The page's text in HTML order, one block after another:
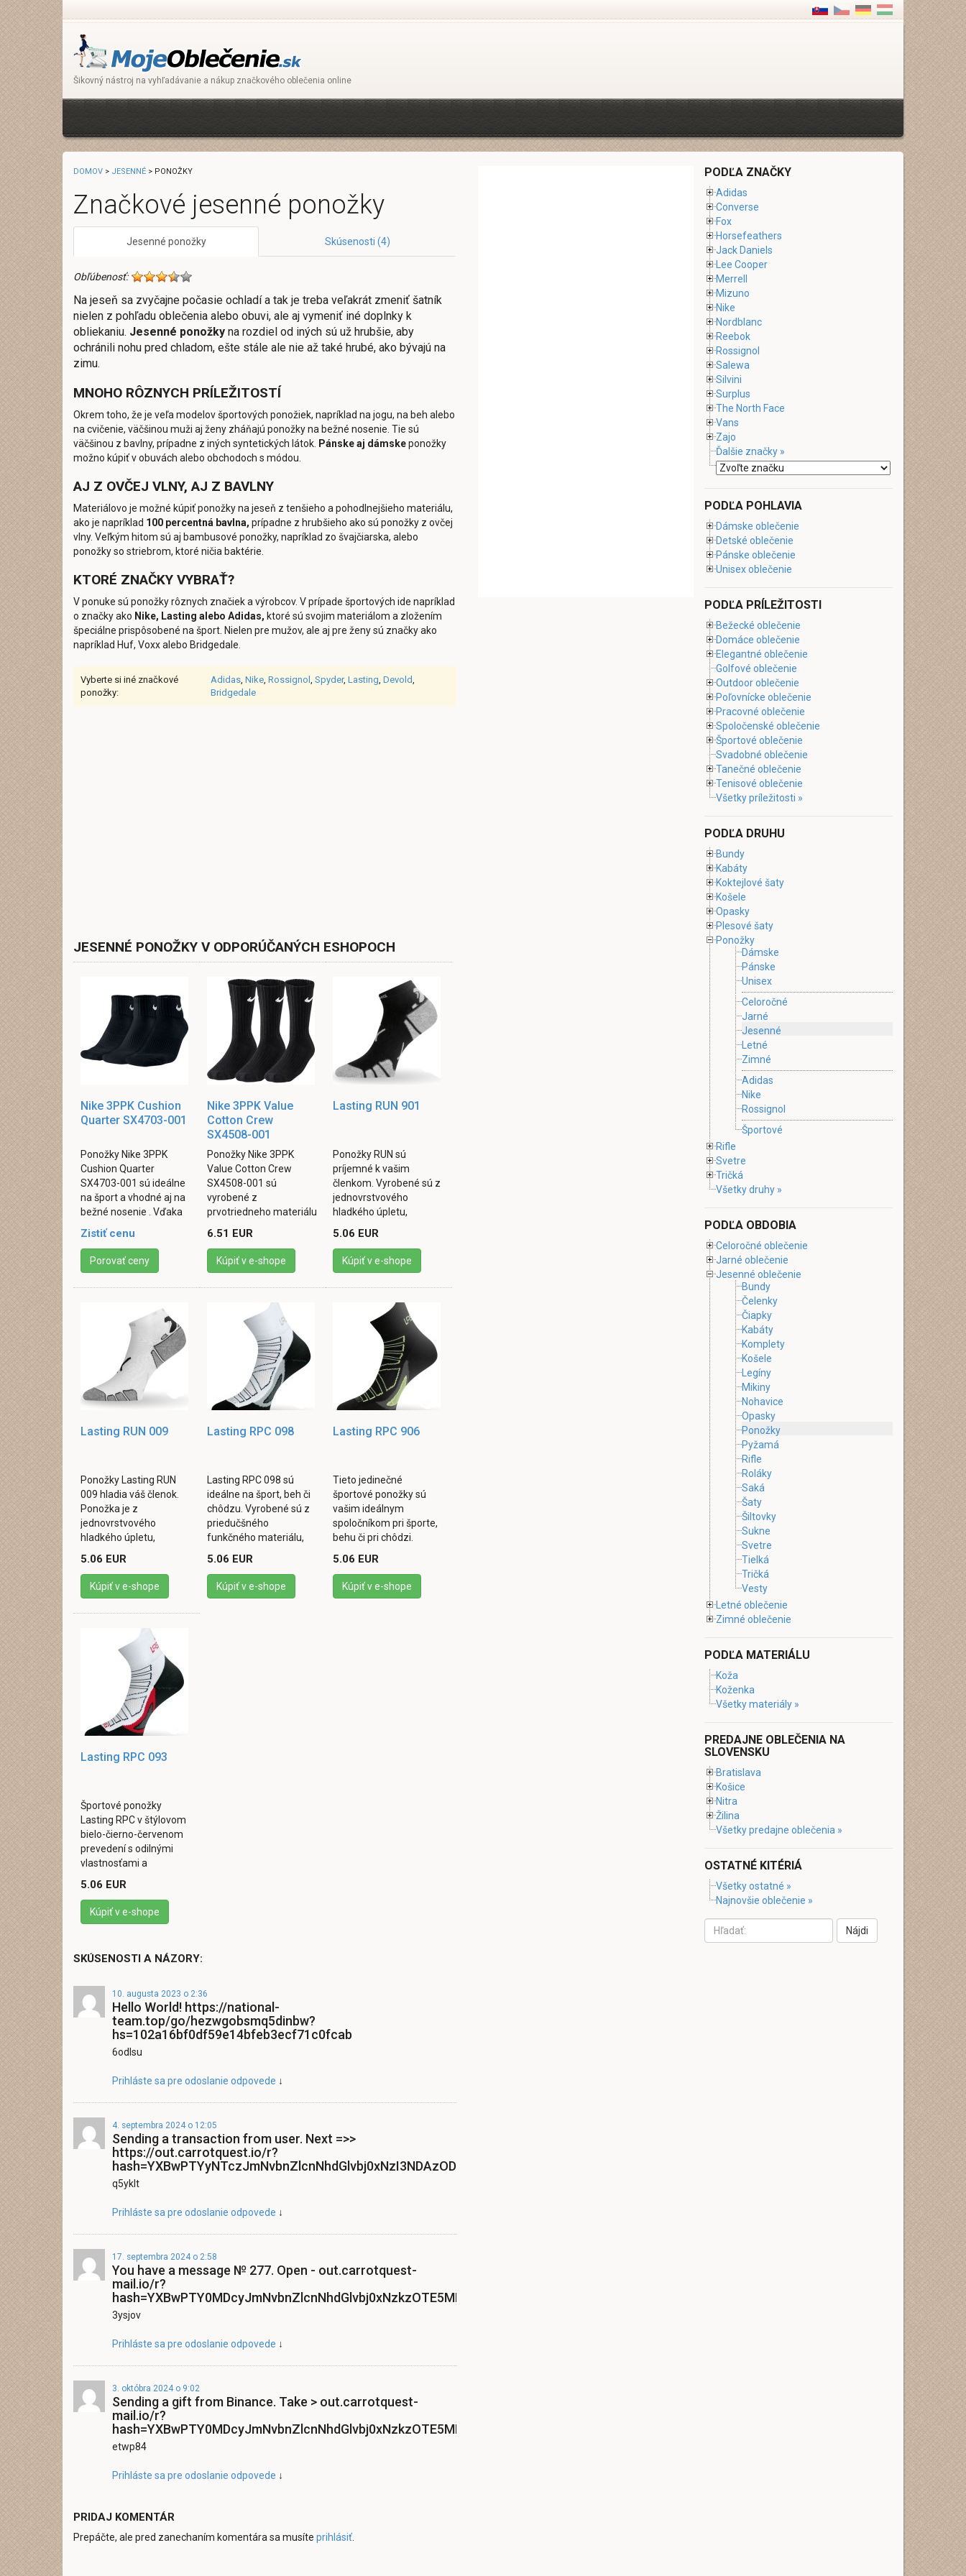
Šikovný nástroj na vyhľadávanie a nákup značkového oblečenia online
DOMOV > JESENNÉ > PONOŽKY
Značkové jesenné ponožky
Jesenné ponožky Skúsenosti (4)
Obľúbenosť:
Na jeseň sa zvyčajne počasie ochladí a tak je treba veľakrát zmeniť šatník
nielen z pohľadu oblečenia alebo obuvi, ale aj vymeniť iné doplnky k
obliekaniu. Jesenné ponožky na rozdiel od iných sú už hrubšie, aby
ochránili nohu pred chladom, ešte stále ale nie až také hrubé, ako bývajú na
zimu.
MNOHO RÔZNYCH PRÍLEŽITOSTÍ
Okrem toho, že je veľa modelov športových ponožiek, napríklad na jogu, na beh alebo
na cvičenie, väčšinou muži aj ženy zháňajú ponožky na bežné nosenie. Tie sú
väčšinou z bavlny, prípadne z iných syntetických látok. Pánske aj dámskeponožky
možno kúpiť v obuvách alebo obchodoch s módou.
AJ Z OVČEJ VLNY, AJ Z BAVLNY
Materiálovo je možné kúpiť ponožky na jeseň z tenšieho a pohodlnejšieho materiálu,
ako je napríklad 100 percentná bavlna, prípadne z hrubšieho ako sú ponožky z ovčej
vlny. Veľkým hitom sú aj bambusové ponožky, napríklad zo švajčiarska, alebo
ponožky so striebrom, ktoré ničia baktérie.
KTORÉ ZNAČKY VYBRAŤ?
V ponuke sú ponožky rôznych značiek a výrobcov. V prípade športových ide napríklad
o značky ako Nike, Lasting alebo Adidas, ktoré sú svojim materiálom a zložením
špeciálne prispôsobené na šport. Nielen pre mužov, ale aj pre ženy sú značky ako
napríklad Huf, Voxx alebo Bridgedale.
Vyberte si iné značkové
ponožky:
Adidas, Nike, Rossignol , Spyder, Lasting, Devold,
Bridgedale
JESENNÉ PONOŽKY V ODPORÚČANÝCH ESHOPOCH
Nike 3PPK Cushion
Quarter SX4703-001
Ponožky Nike 3PPK
Cushion Quarter
SX4703-001 sú ideálne
na šport a vhodné aj na
bežné nosenie . Vďaka
svojej kvalite a odolnosti
sú vhodné aj na
častejšie používanie. ...
Zistiť cenu
Porovať ceny
Nike 3PPK Value
Cotton Crew
SX4508-001
Ponožky Nike 3PPK
Value Cotton Crew
SX4508-001 sú
vyrobené z
prvotriedneho materiálu
ponúkajú trvalé pohodlie
do telocvične aj pri
každodennej chôdzi v ...
6.51 EUR
Kúpiť v e-shope
Lasting RUN 901
Ponožky RUN sú
príjemné k vašim
členkom. Vyrobené sú z
jednovrstvového
hladkého úpletu,
polypropylénové priadze
s obsahom iónov
striebra, ktoré ...
5.06 EUR
Kúpiť v e-shope
Lasting RUN 009
Ponožky Lasting RUN
009 hladia váš členok.
Ponožka je z
jednovrstvového
hladkého úpletu,
polypropylénové priadze
s obsahom iónov
striebra, ktoré ...
5.06 EUR
Kúpiť v e-shope
Lasting RPC 098
Lasting RPC 098 sú
ideálne na šport, beh či
chôdzu. Vyrobené sú z
priedučšného
funkčného materiálu,
suchu a pohodlí. A práve
to je v ...
5.06 EUR
Kúpiť v e-shope
Lasting RPC 906
Tieto jedinečné
športové ponožky sú
vašim ideálnym
spoločníkom pri športe,
behu či pri chôdzi.
a práve to je v priebehu
dlhého tréningu či ...
5.06 EUR
Kúpiť v e-shope
Lasting RPC 093
Športové ponožky
Lasting RPC v štýlovom
bielo-čierno-červenom
prevedení s odilnými
vlastnosťami a
tieto vlastnosti sú v
priebehu dlhého
tréningu ...
5.06 EUR
Kúpiť v e-shope
SKÚSENOSTI A NÁZORY:
10. augusta 2023 o 2:36
Hello World! https://national-
team.top/go/hezwgobsmq5dinbw?
hs=102a16bf0df59e14bfeb3ecf71c0fcab
6odlsu
Prihláste sa pre odoslanie odpovede ↓
4. septembra 2024 o 12:05
Sending a transaction from user. Next =>>
https://out.carrotquest.io/r?
q5yklt
Prihláste sa pre odoslanie odpovede ↓
17. septembra 2024 o 2:58
You have a message № 277. Open - out.carrotquest-
mail.io/r?
3ysjov
Prihláste sa pre odoslanie odpovede ↓
3. októbra 2024 o 9:02
Sending a gift from Binance. Take > out.carrotquest-
mail.io/r?
etwp84
Prihláste sa pre odoslanie odpovede ↓
PRIDAJ KOMENTÁR
Prepáčte, ale pred zanechaním komentára sa musíte prihlásiť
PODĽA ZNAČKY
Adidas
Converse
Fox
Horsefeathers
Jack Daniels
Lee Cooper
Merrell
Mizuno
Nike
Nordblanc
Reebok
Rossignol
Salewa
Silvini
Surplus
The North Face
Vans
Zajo
Ďalšie značky »
PODĽA POHLAVIA
Dámske oblečenie
Detské oblečenie
Pánske oblečenie
Unisex oblečenie
PODĽA PRÍLEŽITOSTI
Bežecké oblečenie
Domáce oblečenie
Elegantné oblečenie
Golfové oblečenie
Outdoor oblečenie
Poľovnícke oblečenie
Pracovné oblečenie
Spoločenské oblečenie
Športové oblečenie
Svadobné oblečenie
Tanečné oblečenie
Tenisové oblečenie
Všetky príležitosti »
PODĽA DRUHU
Bundy
Kabáty
Koktejlové šaty
Košele
Opasky
Plesové šaty
Ponožky
Dámske
Pánske
Unisex
Celoročné
Jarné
Jesenné
Letné
Zimné
Adidas
Nike
Rossignol
Športové
Rifle
Svetre
Tričká
Všetky druhy »
PODĽA OBDOBIA
Celoročné oblečenie
Jarné oblečenie
Jesenné oblečenie
Bundy
Čelenky
Čiapky
Kabáty
Komplety
Košele
Legíny
Mikiny
Nohavice
Opasky
Ponožky
Pyžamá
Rifle
Roláky
Saká
Šaty
Šiltovky
Sukne
Svetre
Tielká
Tričká
Vesty
Letné oblečenie
Zimné oblečenie
PODĽA MATERIÁLU
Koža
Koženka
Všetky materiály »
PREDAJNE OBLEČENIA NA
SLOVENSKU
Bratislava
Košice
Nitra
Žilina
Všetky predajne oblečenia »
OSTATNÉ KITÉRIÁ
Všetky ostatné »
Najnovšie oblečenie »
Nájdi